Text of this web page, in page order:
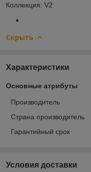
Коллекция: V2
Скрыть
Характеристики
Основные атрибуты
Производитель
Страна производитель
Гарантийный срок
Условия доставки